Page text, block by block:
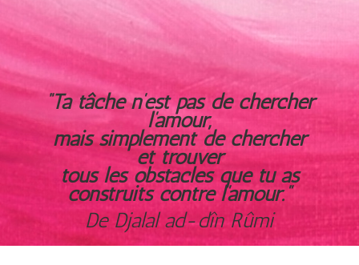
“Ta tâche n’est pas de chercher
l’amour,
mais simplement de chercher
et trouver
tous les obstacles que tu as
construits contre l’amour.”
De Djalal ad-dîn Rûmi